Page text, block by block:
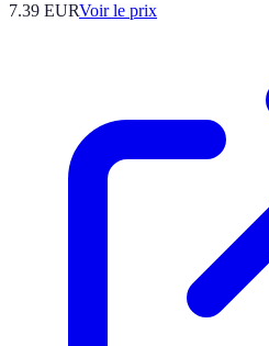
7.39 EURVoir le prix